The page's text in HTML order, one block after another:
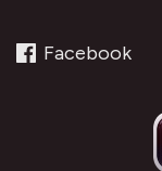
Facebook